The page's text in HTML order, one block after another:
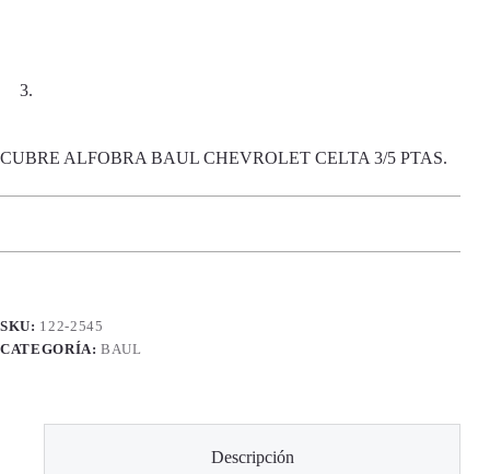
CUBRE ALFOBRA BAUL CHEVROLET CELTA 3/5 PTAS.
SKU: 122-2545
CATEGORÍA:BAUL
Descripción